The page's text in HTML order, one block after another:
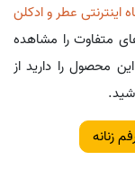
اینترنتی عطر و ادکلن
متفاوت را مشاهده
محصول را دارید از
زنانه